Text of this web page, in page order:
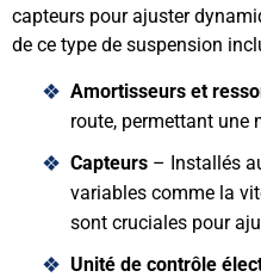
capteurs pour ajuster
de ce type de suspension
Amortisseurs et
route, permettant une
Capteurs – Installés
variables comme la
sont cruciales pour
Unité de contrôle